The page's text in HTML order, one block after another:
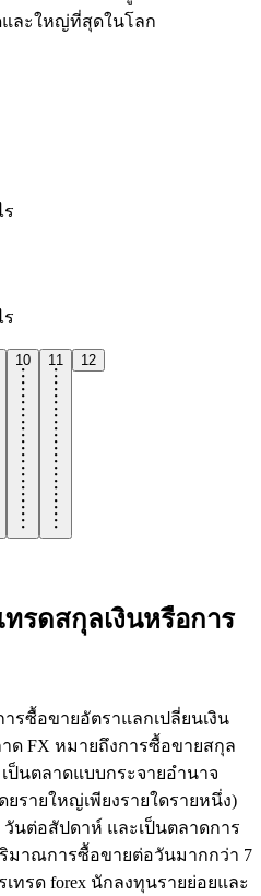
ละใหญ่ที่สุดในโลก
ร
ร
10 11 12
รดสกุลเงินหรือการ
ารซื้อขายอัตราแลกเปลี่ยนเงิน
ด FX หมายถึงการซื้อขายสกุล
เป็นตลาดแบบกระจายอำนาจ
รายใหญ่เพียงรายใดรายหนึ่ง)
นต่อสัปดาห์ และเป็นตลาดการ
มาณการซื้อขายต่อวันมากกว่า 7
ทรด forex นักลงทุนรายย่อยและ